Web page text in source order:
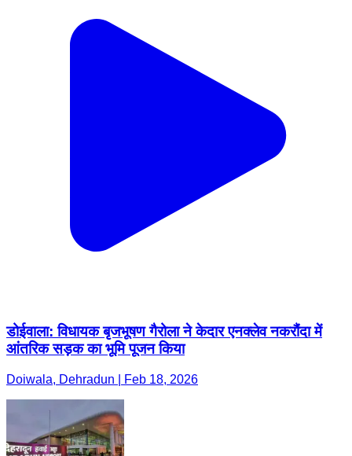
डोईवाला: विधायक बृजभूषण गैरोला ने केदार एनक्लेव नकरौंदा में
आंतरिक सड़क का भूमि पूजन किया
Doiwala, Dehradun | Feb 18, 2026